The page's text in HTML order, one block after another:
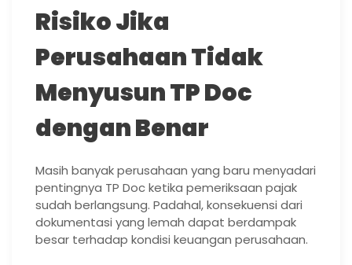
Risiko Jika
Perusahaan Tidak
Menyusun TP Doc
dengan Benar
Masih banyak perusahaan yang baru menyadari
pentingnya TP Doc ketika pemeriksaan pajak
sudah berlangsung. Padahal, konsekuensi dari
dokumentasi yang lemah dapat berdampak
besar terhadap kondisi keuangan perusahaan.